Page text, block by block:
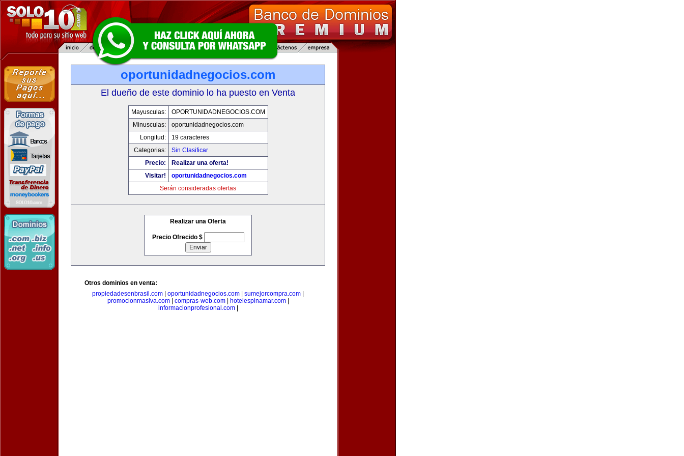
oportunidadnegocios.com
El dueño de este dominio lo ha puesto en Venta
Mayusculas:
OPORTUNIDADNEGOCIOS.COM
Minusculas:
oportunidadnegocios.com
Longitud:
19 caracteres
Categorias:
Sin Clasificar
Precio:
Realizar una oferta!
Visitar!
oportunidadnegocios.com
Serán consideradas ofertas
Realizar una Oferta
Precio Ofrecido $
Otros dominios en venta:
propiedadesenbrasil.com
oportunidadnegocios.com sumejorcompra.com
promocionmasiva.com| compras-web.com| hotelespinamar.com|
informacionprofesional.com|